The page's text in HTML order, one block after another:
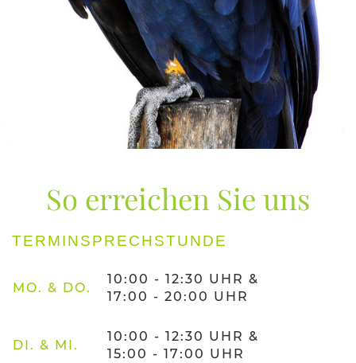
So erreichen Sie uns
TERMINSPRECHSTUNDE
MO. & DO.
10:00 - 12:30 UHR &
17:00 - 20:00 UHR
DI. & MI.
10:00 - 12:30 UHR &
15:00 - 17:00 UHR